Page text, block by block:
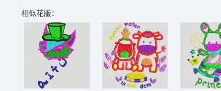
相似花版：